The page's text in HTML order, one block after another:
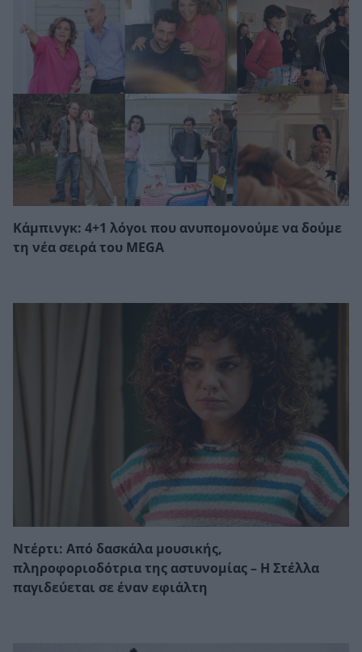
Κάμπινγκ: 4+1 λόγοι που ανυπομονούμε να δούμε
τη νέα σειρά του MEGA
Ντέρτι: Από δασκάλα μουσικής,
πληροφοριοδότρια της αστυνομίας – Η Στέλλα
παγιδεύεται σε έναν εφιάλτη